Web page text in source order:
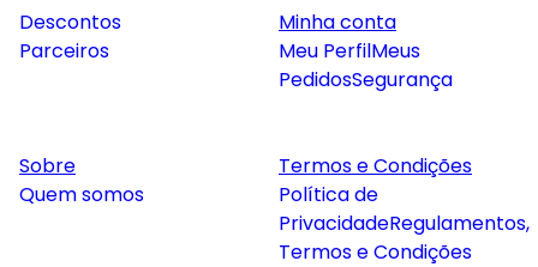
Descontos
Parceiros
Minha conta
Meu PerfilMeus
PedidosSegurança
Sobre
Quem somos
Termos e Condições
Política de
PrivacidadeRegulamentos,
Termos e Condições